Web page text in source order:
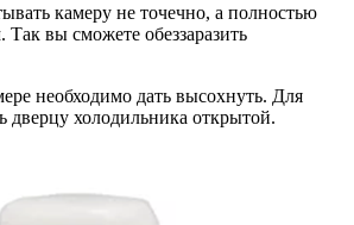
камеру не точечно, а полностью
Так вы сможете обеззаразить
необходимо дать высохнуть. Для
дверцу холодильника открытой.